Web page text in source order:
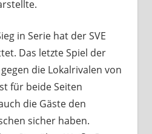
in Serie hat der SVE
Das letzte Spiel der
die Lokalrivalen von
für beide Seiten
die Gäste den
sicher haben.